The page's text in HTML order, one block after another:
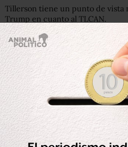
Tillerson tiene un punto de vista
Trump en cuanto al TLCAN.
“Soy texano, exempresario del
también ranchero. Entiendo
TLCAN para nuestra economía”,
ante estudiantes de la
mater, en Austin.
“Pero no debe sorprender que
años, previo a la era digital, a la
China se erigiera como la
mundial, necesite ser